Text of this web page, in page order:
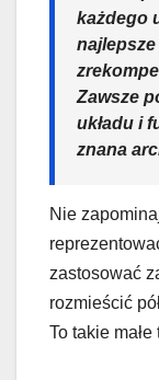
każdego
Zawsze
układu i
znana
Nie
zastosować
rozmieścić
To takie